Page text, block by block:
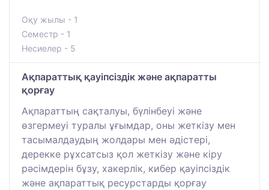
Оқу жылы - 1
Семестр - 1
Несиелер - 5
Ақпараттық қауіпсіздік және ақпаратты
қорғау
Ақпараттың сақталуы, бүлінбеуі және
өзгермеуі туралы ұғымдар, оны жеткізу мен
тасымалдаудың жолдары мен әдістері,
дерекке рұхсатсыз қол жеткізу және кіру
рәсімдерін бұзу, хакерлік, кибер қауіпсіздік
және ақпараттық ресурстарды қорғау